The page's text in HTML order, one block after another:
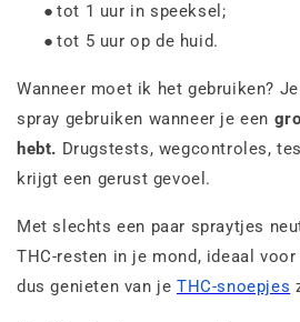
● tot 1 uur in speeksel;
● tot 5 uur op de huid.
Wanneer moet ik het gebruiken?
spray gebruiken wanneer je een
hebt. Drugstests, wegcontroles,
krijgt een gerust gevoel.
Met slechts een paar spraytjes
THC-resten in je mond, ideaal voor
dus genieten van je THC-snoepjes